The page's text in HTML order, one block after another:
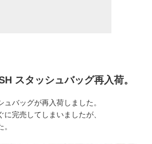
スタッシュバッグ再入荷。
ュバッグが再入荷しました。
に完売してしまいましたが、